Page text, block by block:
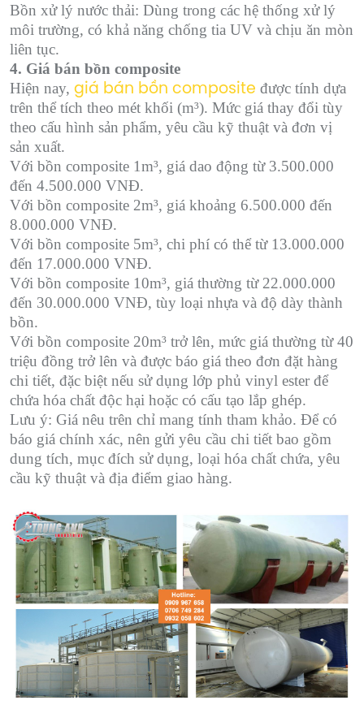
Bồn xử lý nước thải: Dùng trong các hệ thống xử lý
môi trường, có khả năng chống tia UV và chịu ăn mòn
liên tục.
4. Giá bán bồn composite
Hiện nay, giá bán bồn composite được tính dựa
trên thể tích theo mét khối (m³). Mức giá thay đổi tùy
theo cấu hình sản phẩm, yêu cầu kỹ thuật và đơn vị
sản xuất.
Với bồn composite 1m³, giá dao động từ 3.500.000
đến 4.500.000 VNĐ.
Với bồn composite 2m³, giá khoảng 6.500.000 đến
8.000.000 VNĐ.
Với bồn composite 5m³, chi phí có thể từ 13.000.000
đến 17.000.000 VNĐ.
Với bồn composite 10m³, giá thường từ 22.000.000
đến 30.000.000 VNĐ, tùy loại nhựa và độ dày thành
bồn.
Với bồn composite 20m³ trở lên, mức giá thường từ 40
triệu đồng trở lên và được báo giá theo đơn đặt hàng
chi tiết, đặc biệt nếu sử dụng lớp phủ vinyl ester để
chứa hóa chất độc hại hoặc có cấu tạo lắp ghép.
Lưu ý: Giá nêu trên chỉ mang tính tham khảo. Để có
báo giá chính xác, nên gửi yêu cầu chi tiết bao gồm
dung tích, mục đích sử dụng, loại hóa chất chứa, yêu
cầu kỹ thuật và địa điểm giao hàng.